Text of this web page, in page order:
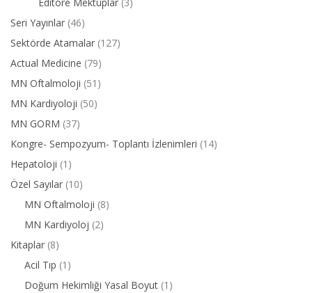
Editöre Mektuplar (3)
Seri Yayınlar (46)
Sektörde Atamalar (127)
Actual Medicine (79)
MN Oftalmoloji (51)
MN Kardiyoloji (50)
MN GORM (37)
Kongre- Sempozyum- Toplantı İzlenimleri (14)
Hepatoloji (1)
Özel Sayılar (10)
MN Oftalmoloji (8)
MN Kardiyoloj (2)
Kitaplar (8)
Acil Tıp (1)
Doğum Hekimliği Yasal Boyut (1)